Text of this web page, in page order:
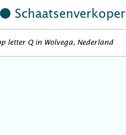
letter Q in Wolvega, Nederland